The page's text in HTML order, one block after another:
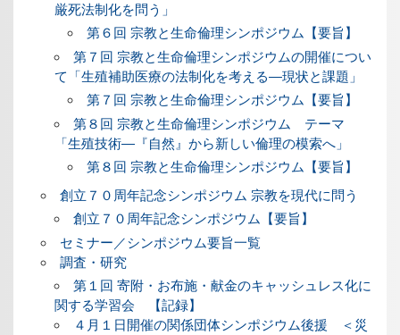
厳死法制化を問う」
第６回 宗教と生命倫理シンポジウム【要旨】
第７回 宗教と生命倫理シンポジウムの開催につい
て「生殖補助医療の法制化を考える―現状と課題」
第７回 宗教と生命倫理シンポジウム【要旨】
第８回 宗教と生命倫理シンポジウム テーマ
「生殖技術―『自然』から新しい倫理の模索へ」
第８回 宗教と生命倫理シンポジウム【要旨】
創立７０周年記念シンポジウム 宗教を現代に問う
創立７０周年記念シンポジウム【要旨】
セミナー／シンポジウム要旨一覧
調査・研究
第１回 寄附・お布施・献金のキャッシュレス化に
関する学習会 【記録】
４月１日開催の関係団体シンポジウム後援 ＜災